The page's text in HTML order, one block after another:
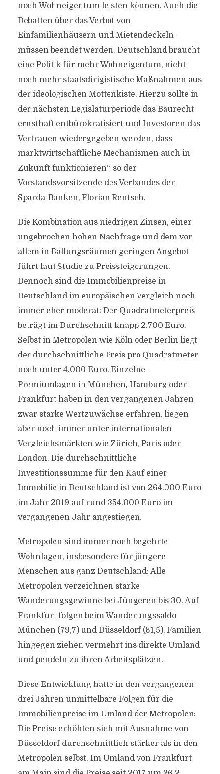
noch Wohneigentum leisten können. Auch die
Debatten über das Verbot von
Einfamilienhäusern und Mietendeckeln
müssen beendet werden. Deutschland braucht
eine Politik für mehr Wohneigentum, nicht
noch mehr staatsdirigistische Maßnahmen aus
der ideologischen Mottenkiste. Hierzu sollte in
der nächsten Legislaturperiode das Baurecht
ernsthaft entbürokratisiert und Investoren das
Vertrauen wiedergegeben werden, dass
marktwirtschaftliche Mechanismen auch in
Zukunft funktionieren“, so der
Vorstandsvorsitzende des Verbandes der
Sparda-Banken, Florian Rentsch.
Die Kombination aus niedrigen Zinsen, einer
ungebrochen hohen Nachfrage und dem vor
allem in Ballungsräumen geringen Angebot
führt laut Studie zu Preissteigerungen.
Dennoch sind die Immobilienpreise in
Deutschland im europäischen Vergleich noch
immer eher moderat: Der Quadratmeterpreis
beträgt im Durchschnitt knapp 2.700 Euro.
Selbst in Metropolen wie Köln oder Berlin liegt
der durchschnittliche Preis pro Quadratmeter
noch unter 4.000 Euro. Einzelne
Premiumlagen in München, Hamburg oder
Frankfurt haben in den vergangenen Jahren
zwar starke Wertzuwächse erfahren, liegen
aber noch immer unter internationalen
Vergleichsmärkten wie Zürich, Paris oder
London. Die durchschnittliche
Investitionssumme für den Kauf einer
Immobilie in Deutschland ist von 264.000 Euro
im Jahr 2019 auf rund 354.000 Euro im
vergangenen Jahr angestiegen.
Metropolen sind immer noch begehrte
Wohnlagen, insbesondere für jüngere
Menschen aus ganz Deutschland: Alle
Metropolen verzeichnen starke
Wanderungsgewinne bei Jüngeren bis 30. Auf
Frankfurt folgen beim Wanderungssaldo
München (79,7) und Düsseldorf (61,5). Familien
hingegen ziehen vermehrt ins direkte Umland
und pendeln zu ihren Arbeitsplätzen.
Diese Entwicklung hatte in den vergangenen
drei Jahren unmittelbare Folgen für die
Immobilienpreise im Umland der Metropolen:
Die Preise erhöhten sich mit Ausnahme von
Düsseldorf durchschnittlich stärker als in den
Metropolen selbst. Im Umland von Frankfurt